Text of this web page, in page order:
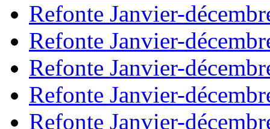
Refonte Janvier-
Refonte Janvier-
Refonte Janvier-
Refonte Janvier-
Refonte Janvier-